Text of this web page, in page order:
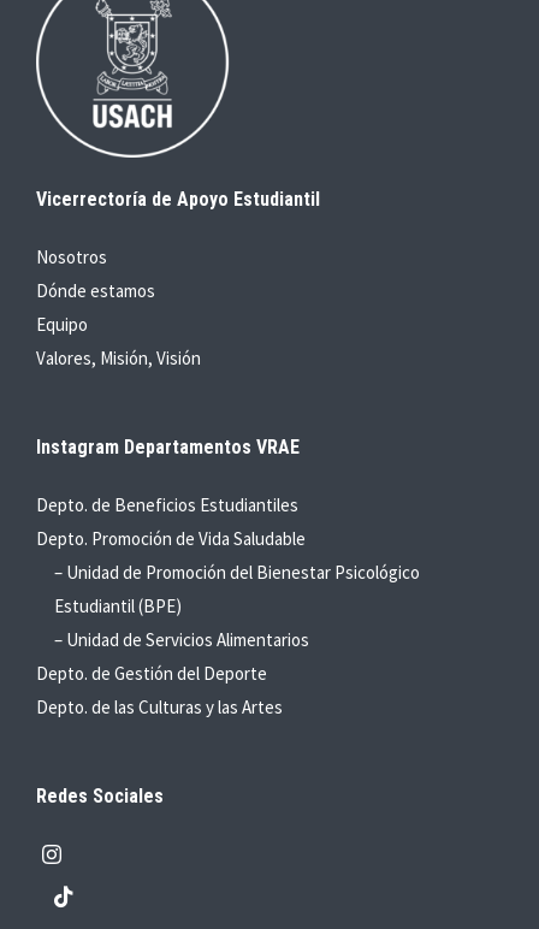
Vicerrectoría de Apoyo Estudiantil
Nosotros
Dónde estamos
Equipo
Valores, Misión, Visión
Instagram Departamentos VRAE
Depto. de Beneficios Estudiantiles
Depto. Promoción de Vida Saludable
– Unidad de Promoción del Bienestar Psicológico
Estudiantil (BPE)
– Unidad de Servicios Alimentarios
Depto. de Gestión del Deporte
Depto. de las Culturas y las Artes
Redes Sociales